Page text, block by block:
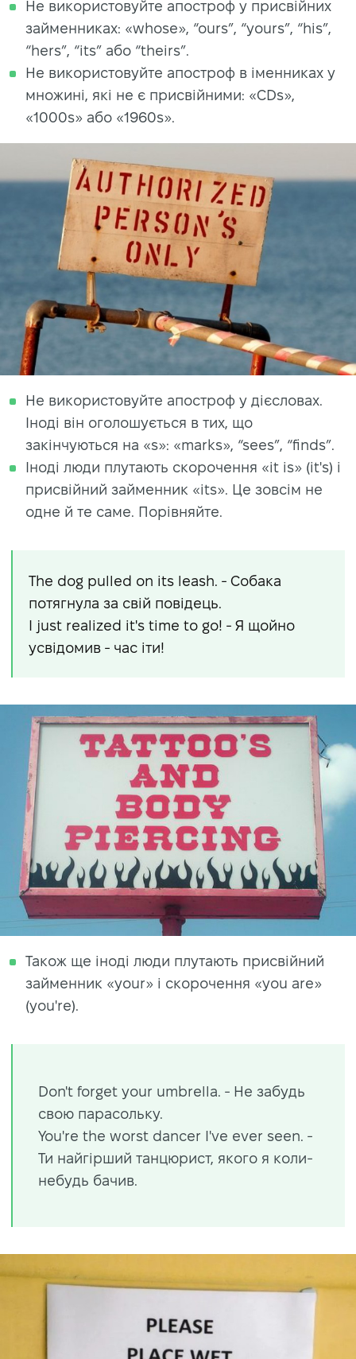
Не використовуйте апостроф у присвійних
займенниках: «whose», “ours”, “yours”, “his”,
“hers”, “its” або “theirs”.
Не використовуйте апостроф в іменниках у
множині, які не є присвійними: «CDs»,
«1000s» або «1960s».
Не використовуйте апостроф у дієсловах.
Іноді він оголошується в тих, що
закінчуються на «s»: «marks», “sees”, “finds”.
Іноді люди плутають скорочення «it is» (it's) і
присвійний займенник «its». Це зовсім не
одне й те саме. Порівняйте.
The dog pulled on its leash. - Собака
потягнула за свій повідець.
I just realized it's time to go! - Я щойно
усвідомив - час іти!
Також ще іноді люди плутають присвійний
займенник «your» і скорочення «you are»
(you're).
Don't forget your umbrella. - Не забудь
свою парасольку.
You're the worst dancer I've ever seen. -
Ти найгірший танцюрист, якого я коли-
небудь бачив.